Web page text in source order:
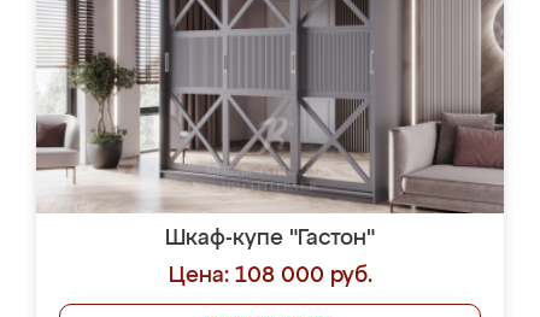
Шкаф-купе "Гастон"
Цена: 108 000 руб.